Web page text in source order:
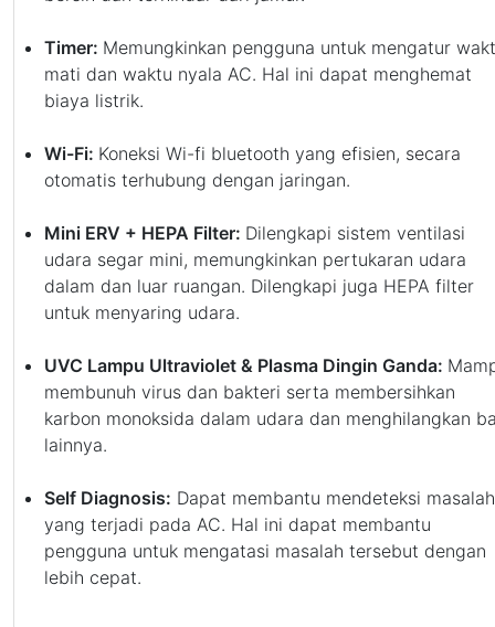
Timer: Memungkinkan pengguna untuk mengatur
mati dan waktu nyala AC. Hal ini dapat menghemat
biaya listrik.
Wi-Fi: Koneksi Wi-fi bluetooth yang efisien, secara
otomatis terhubung dengan jaringan.
Mini ERV + HEPA Filter: Dilengkapi sistem ventilasi
udara segar mini, memungkinkan pertukaran udara
dalam dan luar ruangan. Dilengkapi juga HEPA filter
untuk menyaring udara.
UVC Lampu Ultraviolet & Plasma Dingin Ganda:
membunuh virus dan bakteri serta membersihkan
karbon monoksida dalam udara dan menghilangkan
lainnya.
Self Diagnosis: Dapat membantu mendeteksi masalah
yang terjadi pada AC. Hal ini dapat membantu
pengguna untuk mengatasi masalah tersebut dengan
lebih cepat.